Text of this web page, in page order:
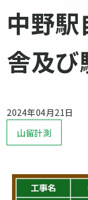
中野
舎及び
2024年04月21日
山留計測